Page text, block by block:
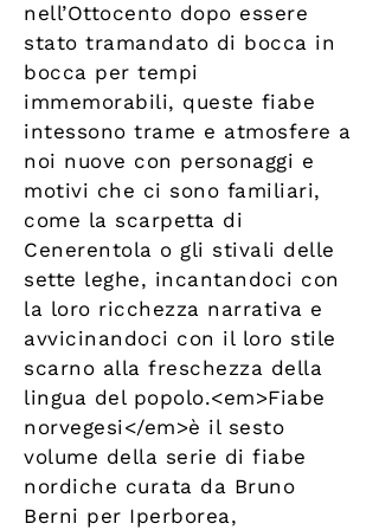
nell’Ottocento dopo essere
stato tramandato di bocca in
bocca per tempi
immemorabili, queste fiabe
intessono trame e atmosfere a
noi nuove con personaggi e
motivi che ci sono familiari,
come la scarpetta di
Cenerentola o gli stivali delle
sette leghe, incantandoci con
la loro ricchezza narrativa e
avvicinandoci con il loro stile
scarno alla freschezza della
lingua del popolo.<em>Fiabe
norvegesi</em>è il sesto
volume della serie di fiabe
nordiche curata da Bruno
Berni per Iperborea,